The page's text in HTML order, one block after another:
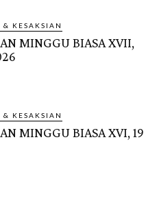
& KESAKSIAN
MINGGU BIASA XVII,
& KESAKSIAN
MINGGU BIASA XVI, 19